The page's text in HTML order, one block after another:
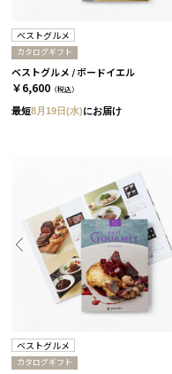
ベストグルメ
カタログギフト
ベストグルメ / ボードイエル
￥6,600 （税込）
最短8月19日(水)にお届け
ベストグルメ
カタログギフト